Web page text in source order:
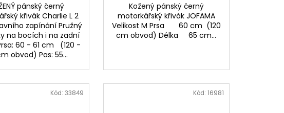
pánský černý
křivák Charlie L 2
zapínání Pružný
na bocích i na zadní
60 - 61 cm (120 -
obvod) Pas: 55...
Kožený pánský černý
motorkářský křivák JOFAMA
Velikost M Prsa 60 cm (120
cm obvod) Délka 65 cm...
Kód: 33849 Kód: 16981